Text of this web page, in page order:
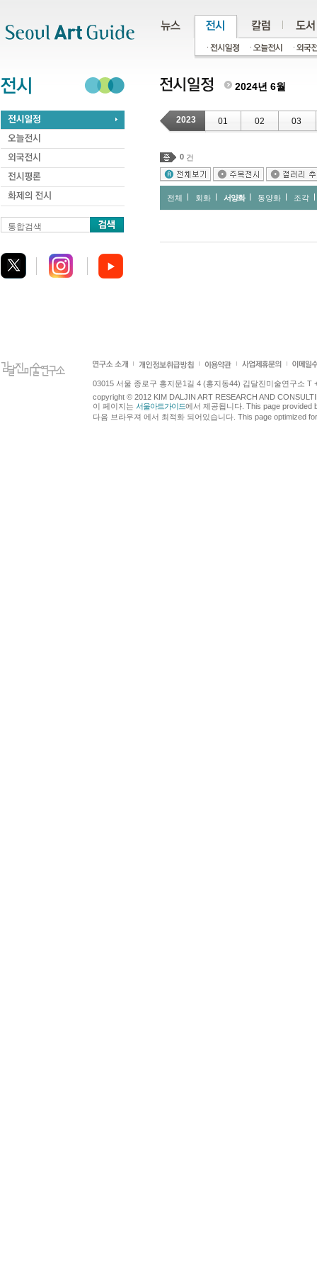
통합검색
2024년 6월
2023 01 02 03
0 건
전체 회화 서양화 동양화 조각
03015 서울 종로구 홍지문1길 4 (홍지동44) 김달진미술연구소 T
copyright © 2012 KIM DALJIN ART RESEARCH AND
이 페이지는 서울아트가이드에서 제공됩니다. This page provided
다음 브라우져 에서 최적화 되어있습니다. This page optimized